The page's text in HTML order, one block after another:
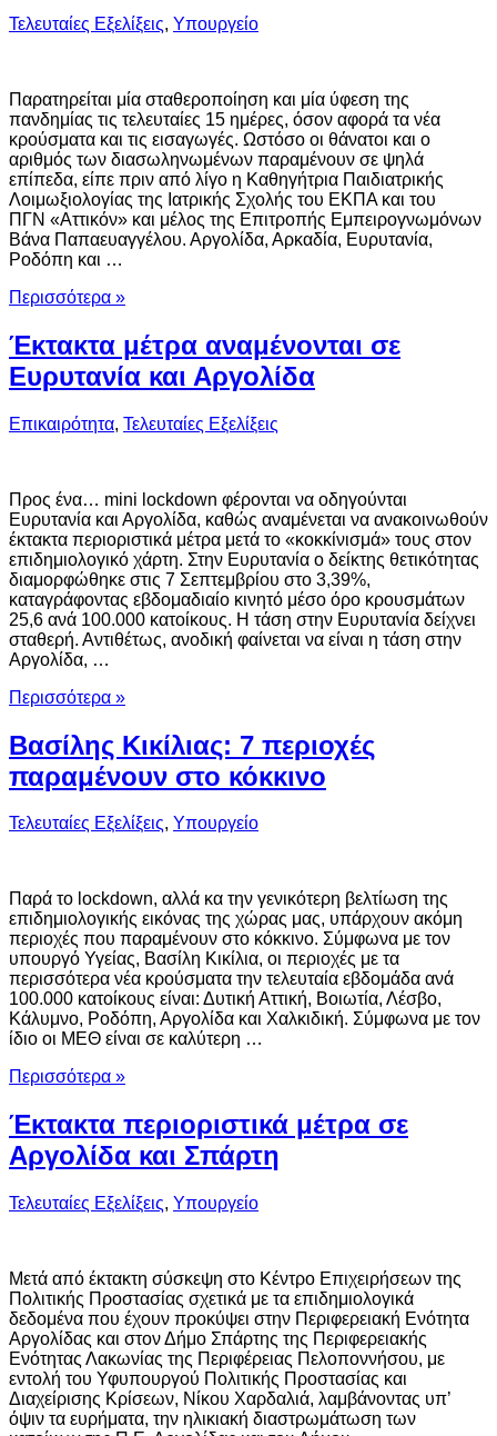
Τελευταίες Εξελίξεις, Υπουργείο
Παρατηρείται μία σταθεροποίηση και μία ύφεση της
πανδημίας τις τελευταίες 15 ημέρες, όσον αφορά τα νέα
κρούσματα και τις εισαγωγές. Ωστόσο οι θάνατοι και ο
αριθμός των διασωληνωμένων παραμένουν σε ψηλά
επίπεδα, είπε πριν από λίγο η Καθηγήτρια Παιδιατρικής
Λοιμωξιολογίας της Ιατρικής Σχολής του ΕΚΠΑ και του
ΠΓΝ «Αττικόν» και μέλος της Επιτροπής Εμπειρογνωμόνων
Βάνα Παπαευαγγέλου. Αργολίδα, Αρκαδία, Ευρυτανία,
Ροδόπη και …
Περισσότερα »
Έκτακτα μέτρα αναμένονται σε
Ευρυτανία και Αργολίδα
Επικαιρότητα, Τελευταίες Εξελίξεις
Προς ένα… mini lockdown φέρονται να οδηγούνται
Ευρυτανία και Αργολίδα, καθώς αναμένεται να ανακοινωθούν
έκτακτα περιοριστικά μέτρα μετά το «κοκκίνισμά» τους στον
επιδημιολογικό χάρτη. Στην Ευρυτανία ο δείκτης θετικότητας
διαμορφώθηκε στις 7 Σεπτεμβρίου στο 3,39%,
καταγράφοντας εβδομαδιαίο κινητό μέσο όρο κρουσμάτων
25,6 ανά 100.000 κατοίκους. Η τάση στην Ευρυτανία δείχνει
σταθερή. Αντιθέτως, ανοδική φαίνεται να είναι η τάση στην
Αργολίδα, …
Περισσότερα »
Βασίλης Κικίλιας: 7 περιοχές
παραμένουν στο κόκκινο
Τελευταίες Εξελίξεις, Υπουργείο
Παρά το lockdown, αλλά κα την γενικότερη βελτίωση της
επιδημιολογικής εικόνας της χώρας μας, υπάρχουν ακόμη
περιοχές που παραμένουν στο κόκκινο. Σύμφωνα με τον
υπουργό Υγείας, Βασίλη Κικίλια, οι περιοχές με τα
περισσότερα νέα κρούσματα την τελευταία εβδομάδα ανά
100.000 κατοίκους είναι: Δυτική Αττική, Βοιωτία, Λέσβο,
Κάλυμνο, Ροδόπη, Αργολίδα και Χαλκιδική. Σύμφωνα με τον
ίδιο οι ΜΕΘ είναι σε καλύτερη …
Περισσότερα »
Έκτακτα περιοριστικά μέτρα σε
Αργολίδα και Σπάρτη
Τελευταίες Εξελίξεις, Υπουργείο
Μετά από έκτακτη σύσκεψη στο Κέντρο Επιχειρήσεων της
Πολιτικής Προστασίας σχετικά με τα επιδημιολογικά
δεδομένα που έχουν προκύψει στην Περιφερειακή Ενότητα
Αργολίδας και στον Δήμο Σπάρτης της Περιφερειακής
Ενότητας Λακωνίας της Περιφέρειας Πελοποννήσου, με
εντολή του Υφυπουργού Πολιτικής Προστασίας και
Διαχείρισης Κρίσεων, Νίκου Χαρδαλιά, λαμβάνοντας υπ’
όψιν τα ευρήματα, την ηλικιακή διαστρωμάτωση των